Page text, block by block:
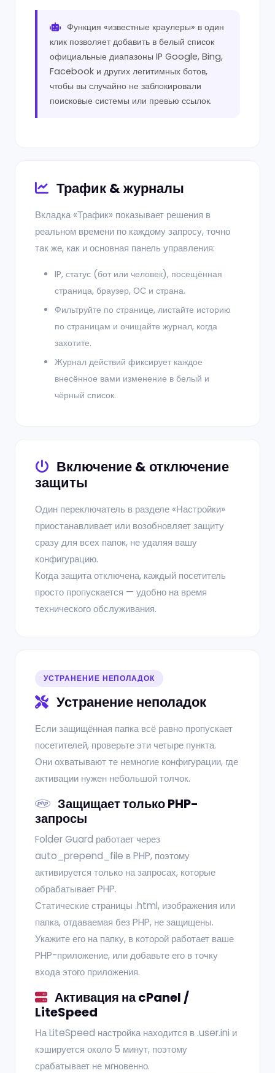
Функция «известные краулеры» в один
клик позволяет добавить в белый список
официальные диапазоны IP Google, Bing,
Facebook и других легитимных ботов,
чтобы вы случайно не заблокировали
поисковые системы или превью ссылок.
Трафик & журналы
Вкладка «Трафик» показывает решения в
реальном времени по каждому запросу, точно
так же, как и основная панель управления:
IP, статус (бот или человек), посещённая
страница, браузер, ОС и страна.
Фильтруйте по странице, листайте историю
по страницам и очищайте журнал, когда
захотите.
Журнал действий фиксирует каждое
внесённое вами изменение в белый и
чёрный список.
Включение & отключение
защиты
Один переключатель в разделе «Настройки»
приостанавливает или возобновляет защиту
сразу для всех папок, не удаляя вашу
конфигурацию.
Когда защита отключена, каждый посетитель
просто пропускается — удобно на время
технического обслуживания.
УСТРАНЕНИЕ НЕПОЛАДОК
Устранение неполадок
Если защищённая папка всё равно пропускает
посетителей, проверьте эти четыре пункта.
Они охватывают те немногие конфигурации, где
активации нужен небольшой толчок.
Защищает только PHP-
запросы
Folder Guard работает через
auto_prepend_file в PHP, поэтому
активируется только на запросах, которые
обрабатывает PHP.
Статические страницы .html, изображения или
папка, отдаваемая без PHP, не защищены.
Укажите его на папку, в которой работает ваше
PHP-приложение, или добавьте его в точку
входа этого приложения.
Активация на cPanel /
LiteSpeed
На LiteSpeed настройка находится в .user.ini и
кэшируется около 5 минут, поэтому
срабатывает не мгновенно.